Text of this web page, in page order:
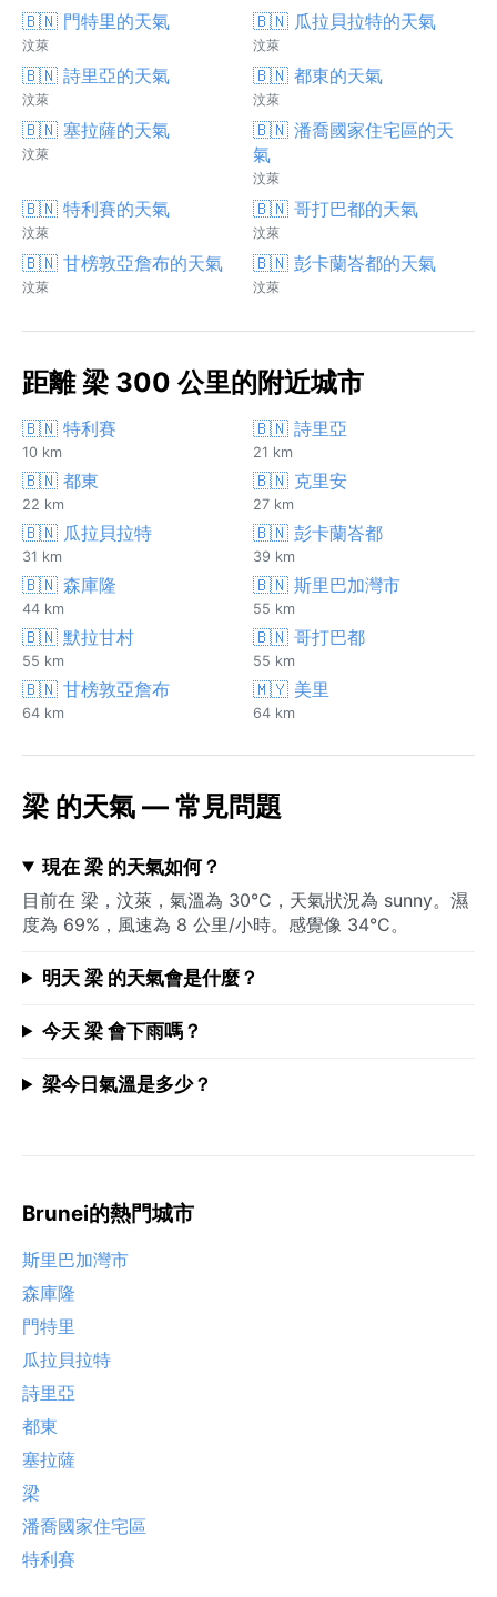
🇧🇳 門特里的天氣
汶萊
🇧🇳 瓜拉貝拉特的天氣
汶萊
🇧🇳 詩里亞的天氣
汶萊
🇧🇳 都東的天氣
汶萊
🇧🇳 塞拉薩的天氣
汶萊
🇧🇳 潘喬國家住宅區的天
氣
汶萊
🇧🇳 特利賽的天氣
汶萊
🇧🇳 哥打巴都的天氣
汶萊
🇧🇳 甘榜敦亞詹布的天氣
汶萊
🇧🇳 彭卡蘭峇都的天氣
汶萊
距離 梁 300 公里的附近城市
🇧🇳 特利賽
10 km
🇧🇳 詩里亞
21 km
🇧🇳 都東
22 km
🇧🇳 克里安
27 km
🇧🇳 瓜拉貝拉特
31 km
🇧🇳 彭卡蘭峇都
39 km
🇧🇳 森庫隆
44 km
🇧🇳 斯里巴加灣市
55 km
🇧🇳 默拉甘村
55 km
🇧🇳 哥打巴都
55 km
🇧🇳 甘榜敦亞詹布
64 km
🇲🇾 美里
64 km
梁 的天氣 — 常見問題
現在 梁 的天氣如何？
目前在 梁，汶萊，氣溫為 30°C，天氣狀況為 sunny。濕
度為 69%，風速為 8 公里/小時。感覺像 34°C。
明天 梁 的天氣會是什麼？
今天 梁 會下雨嗎？
梁今日氣溫是多少？
Brunei的熱門城市
斯里巴加灣市
森庫隆
門特里
瓜拉貝拉特
詩里亞
都東
塞拉薩
梁
潘喬國家住宅區
特利賽